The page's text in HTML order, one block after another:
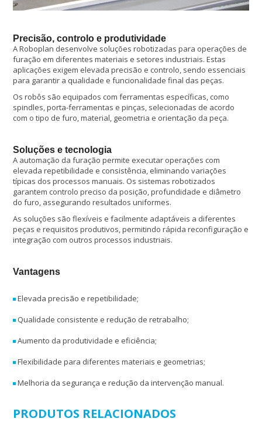
Precisão, controlo e produtividade
A Roboplan desenvolve soluções robotizadas para operações de
furação em diferentes materiais e setores industriais. Estas
aplicações exigem elevada precisão e controlo, sendo essenciais
para garantir a qualidade e funcionalidade final das peças.
Os robôs são equipados com ferramentas específicas, como
spindles, porta-ferramentas e pinças, selecionadas de acordo
com o tipo de furo, material, geometria e orientação da peça.
Soluções e tecnologia
A automação da furação permite executar operações com
elevada repetibilidade e consistência, eliminando variações
típicas dos processos manuais. Os sistemas robotizados
garantem controlo preciso da posição, profundidade e diâmetro
do furo, assegurando resultados uniformes.
As soluções são flexíveis e facilmente adaptáveis a diferentes
peças e requisitos produtivos, permitindo rápida reconfiguração e
integração com outros processos industriais.
Vantagens
Elevada precisão e repetibilidade;
Qualidade consistente e redução de retrabalho;
Aumento da produtividade e eficiência;
Flexibilidade para diferentes materiais e geometrias;
Melhoria da segurança e redução da intervenção manual.
PRODUTOS RELACIONADOS